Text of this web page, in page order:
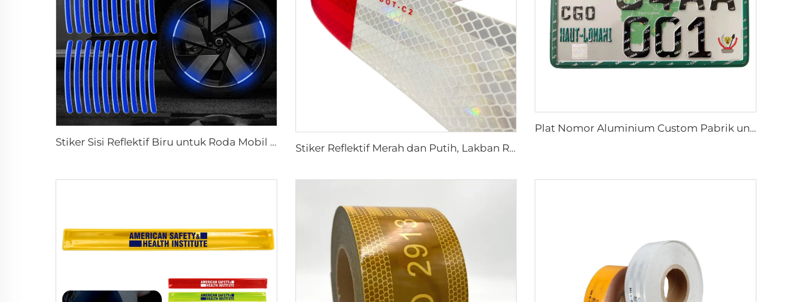
Stiker Sisi Reflektif Biru untuk Roda Mobil Motor, Stiker Mobil Dekoratif Keselamatan, Peringatan Keselamatan Malam Hari
Stiker Reflektif Merah dan Putih, Lakban Reflektor, Lakban Dot C2 Reflektif untuk Truk
Plat Nomor Aluminium Custom Pabrik untuk Mobil